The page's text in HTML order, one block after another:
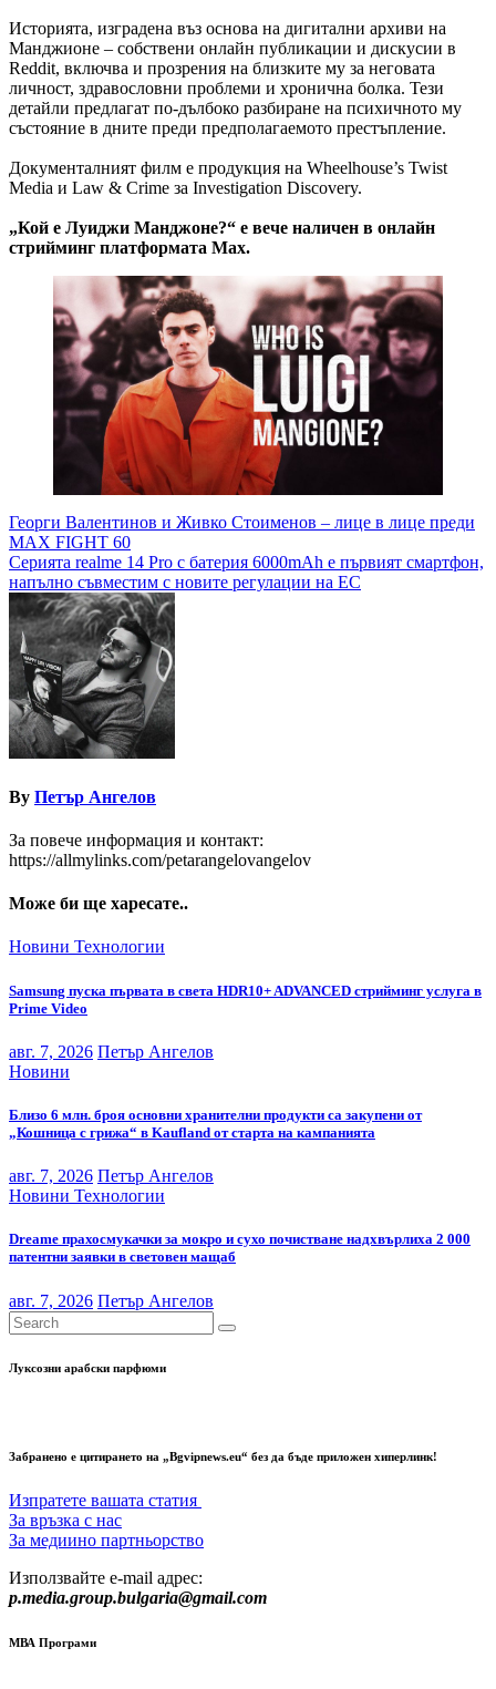
Историята, изградена въз основа на дигитални архиви на
Манджионе – собствени онлайн публикации и дискусии в
Reddit, включва и прозрения на близките му за неговата
личност, здравословни проблеми и хронична болка. Тези
детайли предлагат по-дълбоко разбиране на психичното му
състояние в дните преди предполагаемото престъпление.
Документалният филм е продукция на Wheelhouse’s Twist
Media и Law & Crime за Investigation Discovery.
„Кой е Луиджи Манджоне?“ е вече наличен в онлайн
стрийминг платформата Max.
Навигация
Георги Валентинов и Живко Стоименов – лице в лице преди
MAX FIGHT 60
Серията realme 14 Pro с батерия 6000mAh е първият смартфон,
напълно съвместим с новите регулации на ЕС
By Петър Ангелов
За повече информация и контакт:
https://allmylinks.com/petarangelovangelov
Може би ще харесате..
Новини Технологии
Samsung пуска първата в света HDR10+ ADVANCED стрийминг услуга в
Prime Video
авг. 7, 2026 Петър Ангелов
Новини
Близо 6 млн. броя основни хранителни продукти са закупени от
„Кошница с грижа“ в Kaufland от старта на кампанията
авг. 7, 2026 Петър Ангелов
Новини Технологии
Dreame прахосмукачки за мокро и сухо почистване надхвърлиха 2 000
патентни заявки в световен мащаб
авг. 7, 2026 Петър Ангелов
Луксозни арабски парфюми
Забранено е цитирането на „Bgvipnews.eu“ без да бъде приложен хиперлинк!
Изпратете вашата статия
За връзка с нас
За медиино партньорство
Използвайте e-mail адрес:
p.media.group.bulgaria@gmail.com
МВА Програми